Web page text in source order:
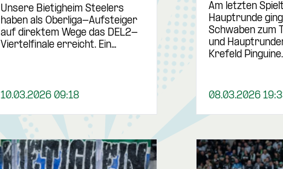
Unsere Bietigheim Steelers
haben als Oberliga-Aufsteiger
auf direktem Wege das DEL2-
Viertelfinale erreicht. Ein…
10.03.2026 09:18
Am letzten
Hauptrunde
Schwaben zum
und
Krefeld
08.03.2026